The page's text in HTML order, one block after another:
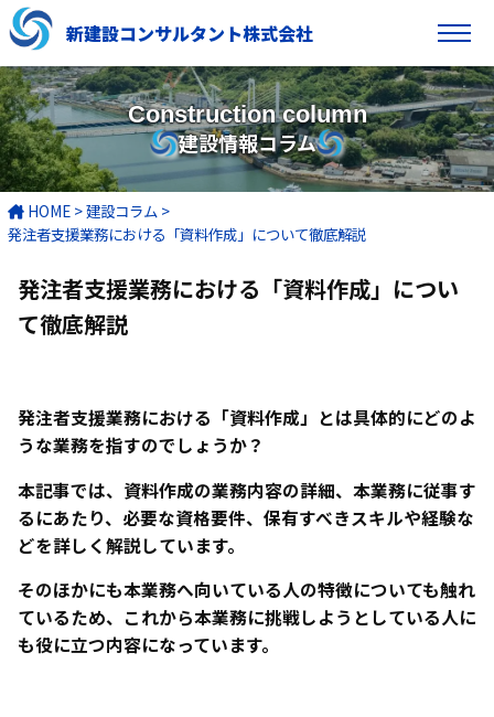
新建設コンサルタント株式会社
Construction column
建設情報コラム
HOME >建設コラム >
発注者支援業務における「資料作成」について徹底解説
発注者支援業務における「資料作成」につい
て徹底解説
発注者支援業務における「資料作成」とは具体的にどのよ
うな業務を指すのでしょうか？
本記事では、資料作成の業務内容の詳細、本業務に従事す
るにあたり、必要な資格要件、保有すべきスキルや経験な
どを詳しく解説しています。
そのほかにも本業務へ向いている人の特徴についても触れ
ているため、これから本業務に挑戦しようとしている人に
も役に立つ内容になっています。